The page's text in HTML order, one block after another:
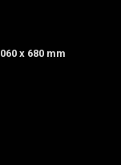
x 680 mm